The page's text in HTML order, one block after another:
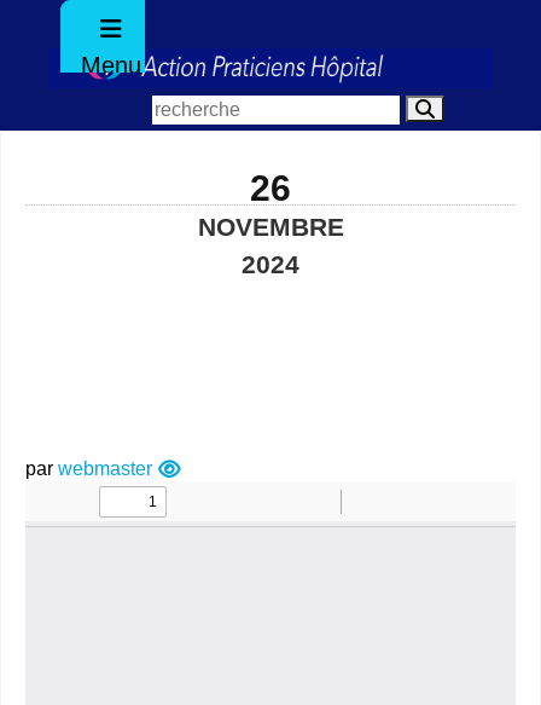
Menu
26
NOVEMBRE
2024
par webmaster